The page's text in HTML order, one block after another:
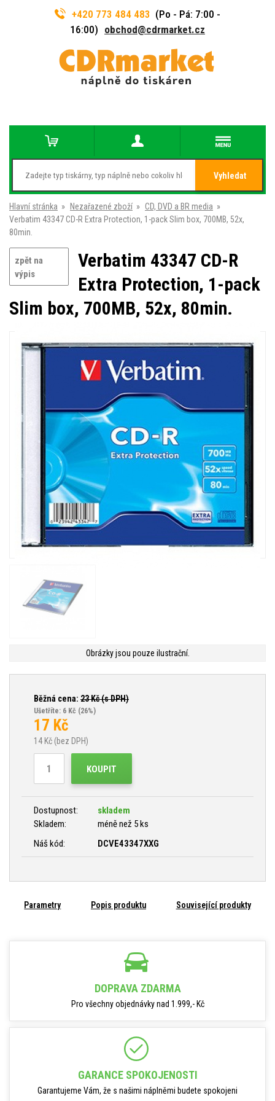
+420 773 484 483 (Po - Pá: 7:00 -
16:00) obchod@cdrmarket.cz
Vyhledat
Hlavní stránka » Nezařazené zboží » CD, DVD a BR media »
Verbatim 43347 CD-R Extra Protection, 1-pack Slim box, 700MB, 52x,
80min.
zpět na
výpis
Verbatim 43347 CD-R
Extra Protection, 1-pack
Slim box, 700MB, 52x, 80min.
Obrázky jsou pouze ilustrační.
Běžná cena: 23Kč (s DPH)
Ušetříte: 6 Kč (26%)
17 Kč
14 Kč (bez DPH)
KOUPIT
Dostupnost:
skladem
Skladem:
méně než 5 ks
Náš kód:
DCVE43347XXG
Parametry Popis produktu Související produkty
DOPRAVA ZDARMA
Pro všechny objednávky nad 1.999,- Kč
GARANCE SPOKOJENOSTI
Garantujeme Vám, že s našimi náplněmi budete spokojeni